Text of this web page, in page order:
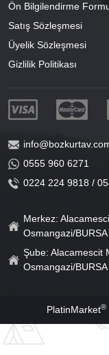
Ön Bilgilendirme
Satış Sözleşmesi
Üyelik Sözleşmesi
Gizlilik Politikası
0555 960 6271
0224 224 9818 /
Merkez:
Osmangazi/BURSA
Şube: Alacamescit
Osmangazi/BURSA
PlatinMarket®